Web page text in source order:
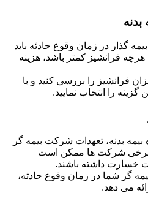
بدنه
گذار در زمان وقوع حادثه باید
فرانشیز کمتر باشد، هزینه
فرانشیز را بررسی کنید و با
گزینه را انتخاب نمایید.
بیمه بدنه، تعهدات شرکت بیمه گر
برخی شرکت ها ممکن است
خسارت داشته باشند.
گر شما در زمان وقوع حادثه،
می دهد.